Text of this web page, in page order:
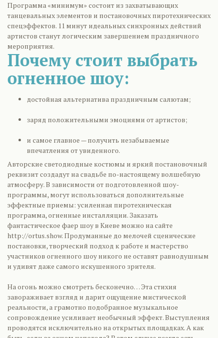
Программа «минимум» состоит из захватывающих
танцевальных элементов и постановочных пиротехнических
спецэффектов. 11 минут идеальных синхронных действий
артистов станут логическим завершением праздничного
мероприятия.
Почему стоит выбрать
огненное шоу:
достойная альтернатива праздничным салютам;
заряд положительными эмоциями от артистов;
и самое главное — получить незабываемые
впечатления от увиденного.
Авторские светодиодные костюмы и яркий постановочный
реквизит создадут на свадьбе по-настоящему волшебную
атмосферу. В зависимости от подготовленной шоу-
программы, могут использоваться дополнительные
эффектные приемы: усиленная пиротехническая
программа, огненные инсталляции. Заказать
фантастическое фаер шоу в Киеве можно на сайте
http://ortus.show. Продуманные до мелочей сценические
постановки, творческий подход к работе и мастерство
участников огненного шоу никого не оставят равнодушным
и удивят даже самого искушенного зрителя.
На огонь можно смотреть бесконечно… Эта стихия
завораживает взгляд и дарит ощущение мистической
реальности, а грамотно подобранное музыкальное
сопровождение усиливает необычный эффект. Выступления
проводятся исключительно на открытых площадках. А как